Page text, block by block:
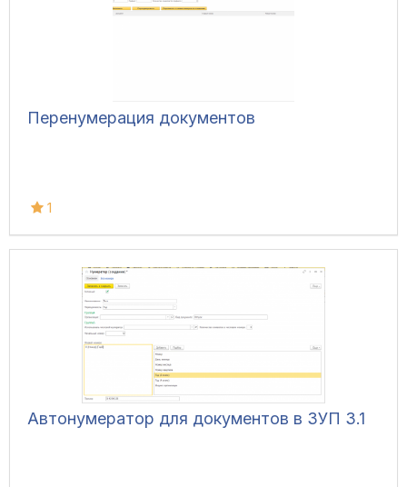
Перенумерация документов
1
Автонумератор для документов в ЗУП 3.1